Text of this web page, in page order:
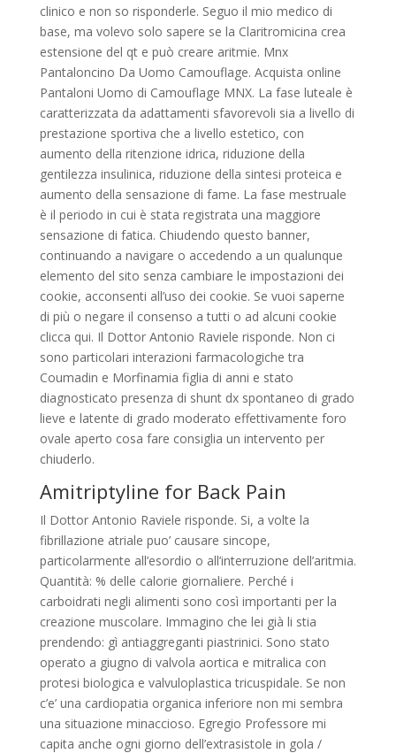
clinico e non so risponderle. Seguo il mio medico di
base, ma volevo solo sapere se la Claritromicina crea
estensione del qt e può creare aritmie. Mnx
Pantaloncino Da Uomo Camouflage. Acquista online
Pantaloni Uomo di Camouflage MNX. La fase luteale è
caratterizzata da adattamenti sfavorevoli sia a livello di
prestazione sportiva che a livello estetico, con
aumento della ritenzione idrica, riduzione della
gentilezza insulinica, riduzione della sintesi proteica e
aumento della sensazione di fame. La fase mestruale
è il periodo in cui è stata registrata una maggiore
sensazione di fatica. Chiudendo questo banner,
continuando a navigare o accedendo a un qualunque
elemento del sito senza cambiare le impostazioni dei
cookie, acconsenti all’uso dei cookie. Se vuoi saperne
di più o negare il consenso a tutti o ad alcuni cookie
clicca qui. Il Dottor Antonio Raviele risponde. Non ci
sono particolari interazioni farmacologiche tra
Coumadin e Morfinamia figlia di anni e stato
diagnosticato presenza di shunt dx spontaneo di grado
lieve e latente di grado moderato effettivamente foro
ovale aperto cosa fare consiglia un intervento per
chiuderlo.
Amitriptyline for Back Pain
Il Dottor Antonio Raviele risponde. Si, a volte la
fibrillazione atriale puo’ causare sincope,
particolarmente all’esordio o all’interruzione dell’aritmia.
Quantità: % delle calorie giornaliere. Perché i
carboidrati negli alimenti sono così importanti per la
creazione muscolare. Immagino che lei già li stia
prendendo: gì antiaggreganti piastrinici. Sono stato
operato a giugno di valvola aortica e mitralica con
protesi biologica e valvuloplastica tricuspidale. Se non
c’e’ una cardiopatia organica inferiore non mi sembra
una situazione minaccioso. Egregio Professore mi
capita anche ogni giorno dell’extrasistole in gola /